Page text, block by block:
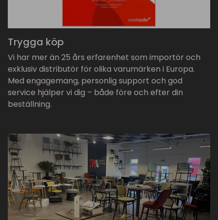
Trygga köp
Vi har mer än 25 års erfarenhet som importör och
exklusiv distributör för olika varumärken i Europa.
Med engagemang, personlig support och god
service hjälper vi dig – både före och efter din
beställning.